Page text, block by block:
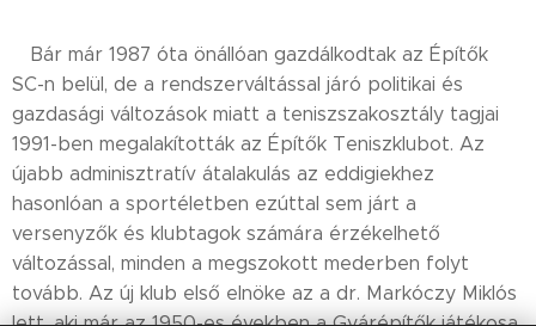
Bár már 1987 óta önállóan gazdálkodtak az Építők
SC-n belül, de a rendszerváltással járó politikai és
gazdasági változások miatt a teniszszakosztály tagjai
1991-ben megalakították az Építők Teniszklubot. Az
újabb adminisztratív átalakulás az eddigiekhez
hasonlóan a sportéletben ezúttal sem járt a
versenyzők és klubtagok számára érzékelhető
változással, minden a megszokott mederben folyt
tovább. Az új klub első elnöke az a dr. Markóczy Miklós